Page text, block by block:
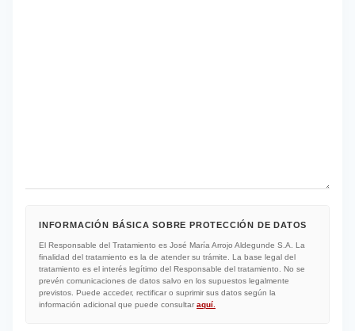
INFORMACIÓN BÁSICA SOBRE PROTECCIÓN DE DATOS
El Responsable del Tratamiento es José María Arrojo Aldegunde S.A. La
finalidad del tratamiento es la de atender su trámite. La base legal del
tratamiento es el interés legítimo del Responsable del tratamiento. No se
prevén comunicaciones de datos salvo en los supuestos legalmente
previstos. Puede acceder, rectificar o suprimir sus datos según la
información adicional que puede consultar aquí